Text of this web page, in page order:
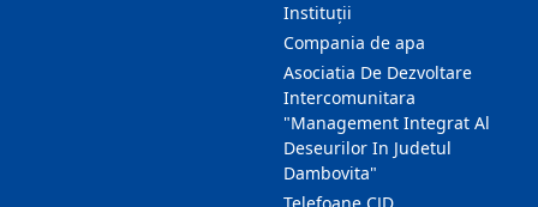
Instituții
Compania de apa
Asociatia De Dezvoltare
Intercomunitara
"Management Integrat Al
Deseurilor In Judetul
Dambovita"